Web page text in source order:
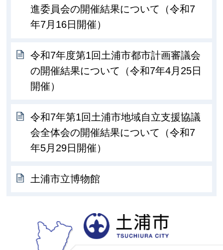
進委員会の開催結果について（令和7
年7月16日開催）
令和7年度第1回土浦市都市計画審議会
の開催結果について（令和7年4月25日
開催）
令和7年第1回土浦市地域自立支援協議
会全体会の開催結果について（令和7
年5月29日開催）
土浦市立博物館